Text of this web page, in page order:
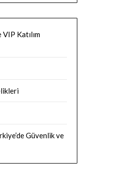
Katılım
Güvenlik ve